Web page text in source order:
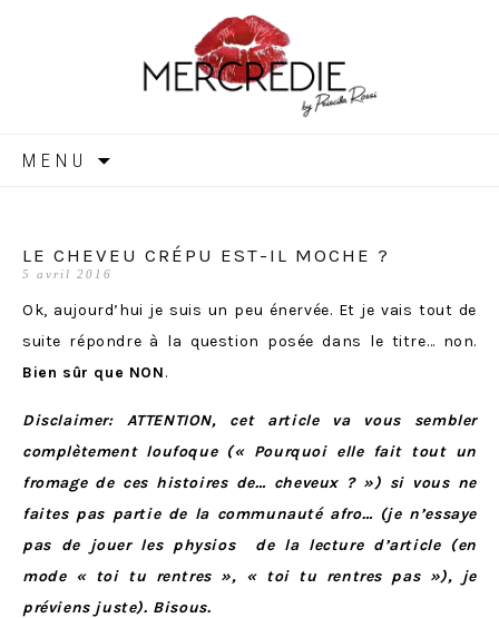
MERCREDIE
MENU
LE CHEVEU CRÉPU EST-IL MOCHE ?
5 avril 2016
Ok, aujourd’hui je suis un peu énervée. Et je vais tout de
suite répondre à la question posée dans le titre… non.
Bien sûr que NON.
Disclaimer: ATTENTION, cet article va vous sembler
complètement loufoque (« Pourquoi elle fait tout un
fromage de ces histoires de… cheveux ? ») si vous ne
faites pas partie de la communauté afro… (je n’essaye
pas de jouer les physios de la lecture d’article (en
mode « toi tu rentres », « toi tu rentres pas »), je
préviens juste). Bisous.